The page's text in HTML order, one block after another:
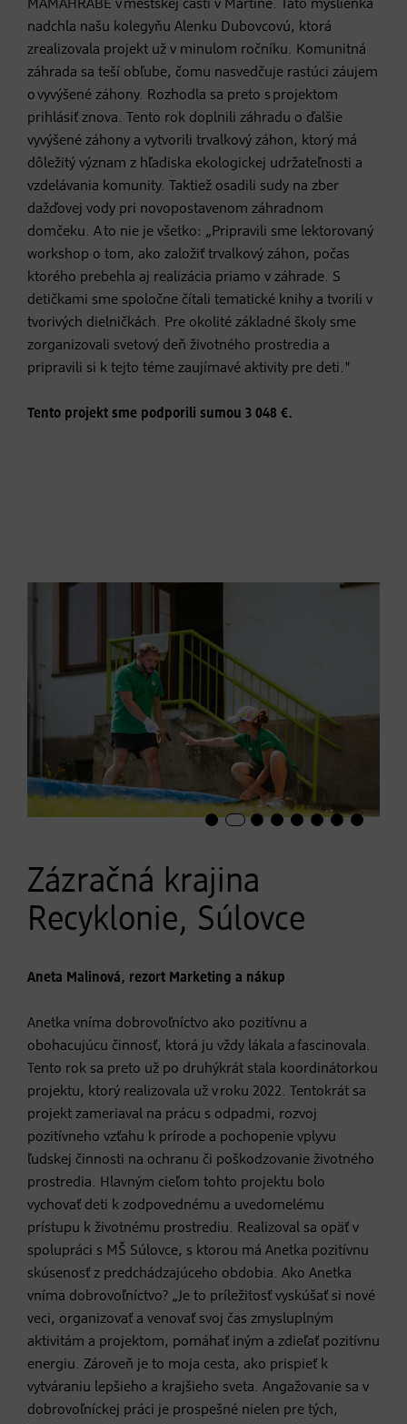
MAMAHRABE v mestskej časti v Martine. Táto myšlienka
nadchla našu kolegyňu Alenku Dubovcovú, ktorá
zrealizovala projekt už v minulom ročníku. Komunitná
záhrada sa teší obľube, čomu nasvedčuje rastúci záujem
o vyvýšené záhony. Rozhodla sa preto s projektom
prihlásiť znova. Tento rok doplnili záhradu o ďalšie
vyvýšené záhony a vytvorili trvalkový záhon, ktorý má
dôležitý význam z hľadiska ekologickej udržateľnosti a
vzdelávania komunity. Taktiež osadili sudy na zber
dažďovej vody pri novopostavenom záhradnom
domčeku. A to nie je všetko: „Pripravili sme lektorovaný
workshop o tom, ako založiť trvalkový záhon, počas
ktorého prebehla aj realizácia priamo v záhrade. S
detičkami sme spoločne čítali tematické knihy a tvorili v
tvorivých dielničkách. Pre okolité základné školy sme
zorganizovali svetový deň životného prostredia a
pripravili si k tejto téme zaujímavé aktivity pre deti."
Tento projekt sme podporili sumou 3 048 €.
Zázračná krajina
Recyklonie, Súlovce
Aneta Malinová, rezort Marketing a nákup
Anetka vníma dobrovoľníctvo ako pozitívnu a
obohacujúcu činnosť, ktorá ju vždy lákala a fascinovala.
Tento rok sa preto už po druhýkrát stala koordinátorkou
projektu, ktorý realizovala už v roku 2022. Tentokrát sa
projekt zameriaval na prácu s odpadmi, rozvoj
pozitívneho vzťahu k prírode a pochopenie vplyvu
ľudskej činnosti na ochranu či poškodzovanie životného
prostredia. Hlavným cieľom tohto projektu bolo
vychovať deti k zodpovednému a uvedomelému
prístupu k životnému prostrediu. Realizoval sa opäť v
spolupráci s MŠ Súlovce, s ktorou má Anetka pozitívnu
skúsenosť z predchádzajúceho obdobia. Ako Anetka
vníma dobrovoľníctvo? „Je to príležitosť vyskúšať si nové
veci, organizovať a venovať svoj čas zmysluplným
aktivitám a projektom, pomáhať iným a zdieľať pozitívnu
energiu. Zároveň je to moja cesta, ako prispieť k
vytváraniu lepšieho a krajšieho sveta. Angažovanie sa v
dobrovoľníckej práci je prospešné nielen pre tých,